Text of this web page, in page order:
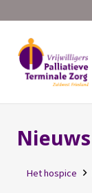
Nieuws
Het hospice